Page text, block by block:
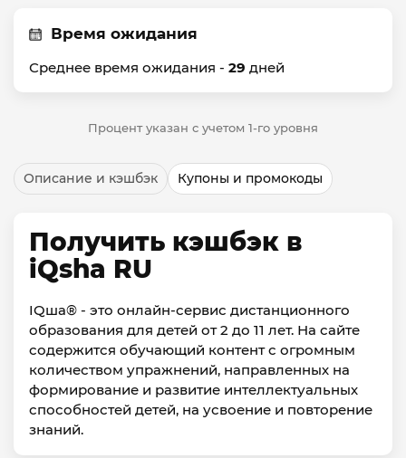
Время ожидания
Среднее время ожидания - 29 дней
Процент указан с учетом 1-го уровня
Описание и кэшбэк Купоны и промокоды
Получить кэшбэк в
iQsha RU
IQша® - это онлайн-сервис дистанционного
образования для детей от 2 до 11 лет. На сайте
содержится обучающий контент с огромным
количеством упражнений, направленных на
формирование и развитие интеллектуальных
способностей детей, на усвоение и повторение
знаний.